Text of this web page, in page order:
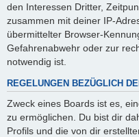
den Interessen Dritter,
zusammen mit deiner IP-
übermittelter Browser-
Gefahrenabwehr oder zur
notwendig ist.
REGELUNGEN BEZÜGLICH
Zweck eines Boards ist es,
zu ermöglichen. Du bist dir
Profils und die von dir